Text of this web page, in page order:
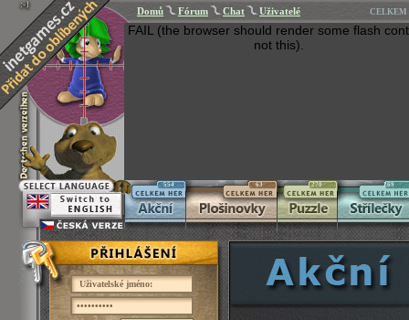
Domů Fórum Chat Uživatelé CELKEM
FAIL (the browser should render some flash
not this).
554 63 270 269